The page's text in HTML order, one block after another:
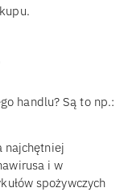
handlu? Są to np.:
najchętniej
i w
spożywczych